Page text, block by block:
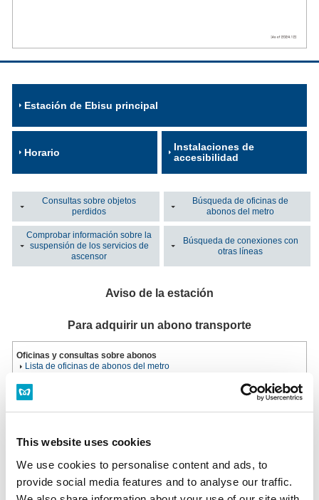
This website uses cookies
We use cookies to personalise content and ads, to
provide social media features and to analyse our traffic.
Estación de Ebisu principal
Horario
Instalaciones de
accesibilidad
Consultas sobre objetos
perdidos
Búsqueda de oficinas de
abonos del metro
Comprobar información sobre la
suspensión de los servicios de
ascensor
Búsqueda de conexiones con
otras líneas
Aviso de la estación
Para adquirir un abono transporte
Oficinas y consultas sobre abonos
Lista de oficinas de abonos del metro
Máquina de billetes multifuncional
¿Ha perdido un objeto?